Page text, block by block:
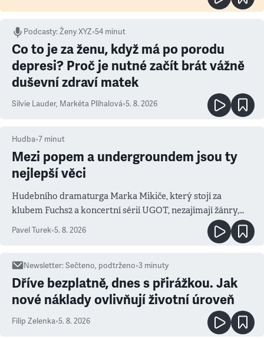
Podcasty:Ženy XYZ•54 minut
Co to je za ženu, když má po porodu
depresi? Proč je nutné začít brát vážně
duševní zdraví matek
Silvie Lauder, Markéta Plíhalová•5. 8. 2026
Hudba•7 minut
Mezi popem a undergroundem jsou ty
nejlepší věci
Hudebního dramaturga Marka Mikiče, který stojí za
klubem Fuchs2 a koncertní sérií UGOT, nezajímají žánry,
ale atmosféra
Pavel Turek•5. 8. 2026
Newsletter:Sečteno, podtrženo•3 minuty
Dříve bezplatně, dnes s přirážkou. Jak
nové náklady ovlivňují životní úroveň
Filip Zelenka•5. 8. 2026